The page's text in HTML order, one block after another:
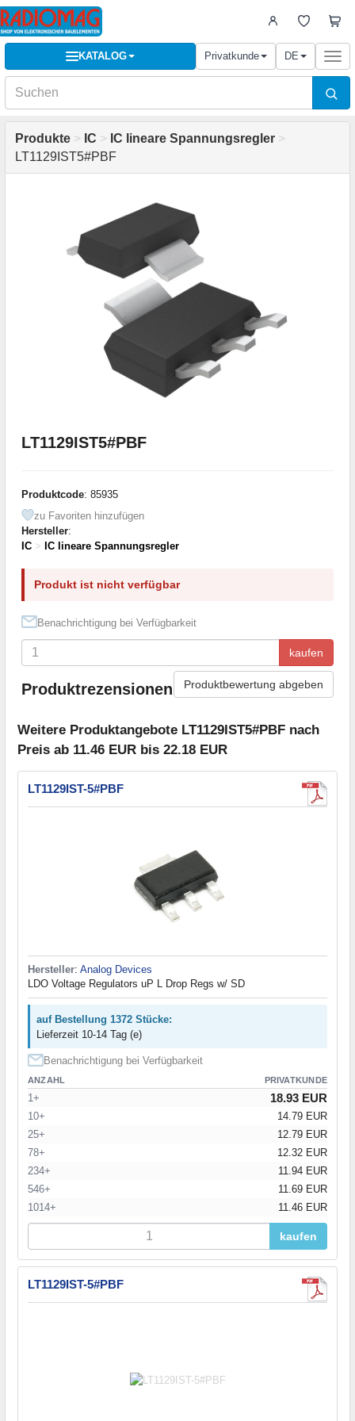
KATALOG Privatkunde DE
Produkte > IC > IC lineare Spannungsregler >
LT1129IST5#PBF
LT1129IST5#PBF
Produktcode: 85935
zu Favoriten hinzufügen
Hersteller:
IC > IC lineare Spannungsregler
Produkt ist nicht verfügbar
Benachrichtigung bei Verfügbarkeit
kaufen
Produktrezensionen Produktbewertung abgeben
Weitere Produktangebote LT1129IST5#PBF nach
Preis ab 11.46 EUR bis 22.18 EUR
LT1129IST-5#PBF
Hersteller: Analog Devices
LDO Voltage Regulators uP L Drop Regs w/ SD
auf Bestellung 1372 Stücke:
Lieferzeit 10-14 Tag (e)
Benachrichtigung bei Verfügbarkeit
ANZAHL PRIVATKUNDE
1+ 18.93 EUR
10+
14.79 EUR
25+
12.79 EUR
78+
12.32 EUR
234+
11.94 EUR
546+
11.69 EUR
1014+
11.46 EUR
kaufen
LT1129IST-5#PBF